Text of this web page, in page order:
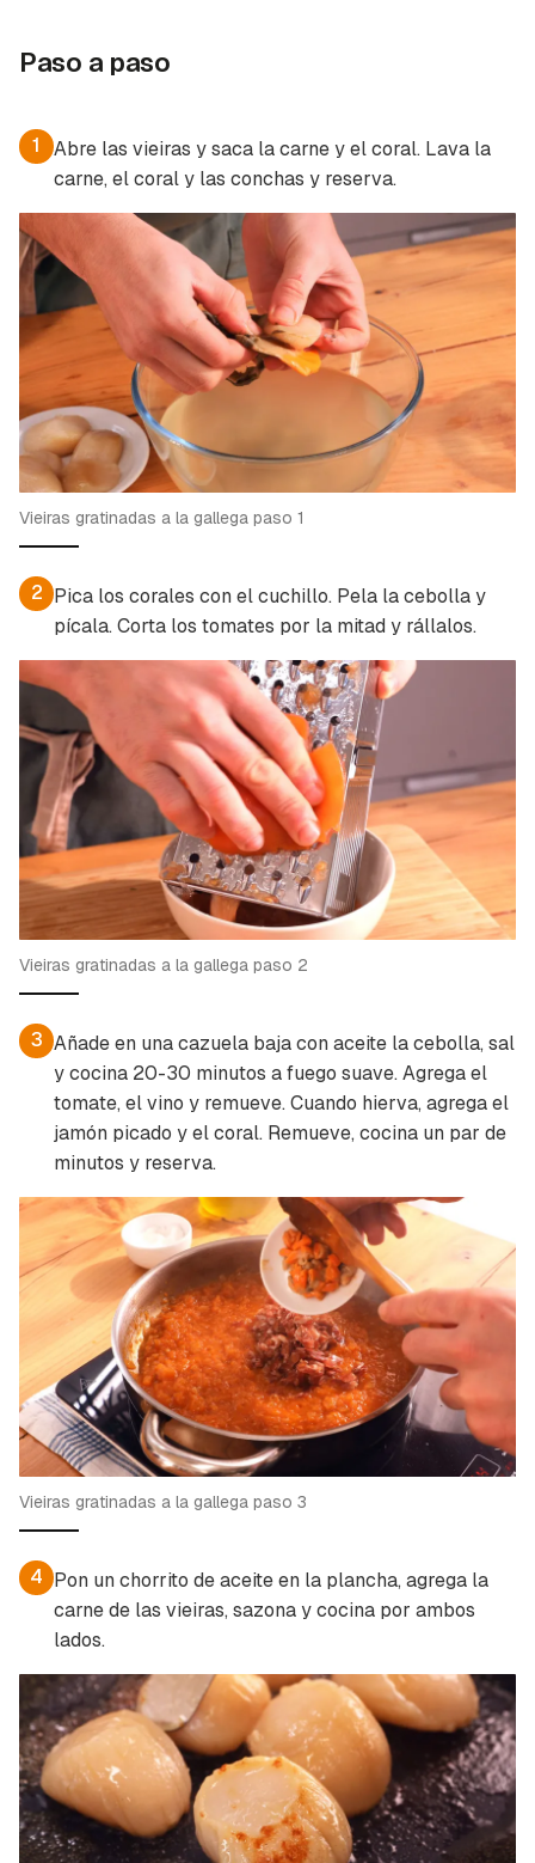
Para poder guardar como favorito, primero has
de iniciar sesión con tu cuenta de Cocinatis.
INICIAR SESIÓN CANCELAR
Paso a paso
1
Abre las vieiras y saca la carne y el coral. Lava la
carne, el coral y las conchas y reserva.
Vieiras gratinadas a la gallega paso 1
2 Pica los corales con el cuchillo. Pela la cebolla y
pícala. Corta los tomates por la mitad y rállalos.
Vieiras gratinadas a la gallega paso 2
3 Añade en una cazuela baja con aceite la cebolla, sal
y cocina 20-30 minutos a fuego suave. Agrega el
tomate, el vino y remueve. Cuando hierva, agrega el
jamón picado y el coral. Remueve, cocina un par de
minutos y reserva.
Vieiras gratinadas a la gallega paso 3
4 Pon un chorrito de aceite en la plancha, agrega la
carne de las vieiras, sazona y cocina por ambos
lados.
Contenido enviado
Gracias por suscribirte a nuestro boletín.
ACEPTAR